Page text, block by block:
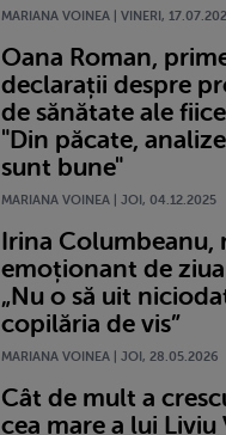
MARIANA VOINEA | VINERI,
Oana Roman,
declarații despre
de sănătate ale
"Din păcate,
sunt bune"
MARIANA VOINEA | JOI, 04.12.2025
Irina Columbeanu,
emoționant de
„Nu o să uit
copilăria de vis”
MARIANA VOINEA | JOI, 28.05.2026
Cât de mult a
cea mare a lui Liviu